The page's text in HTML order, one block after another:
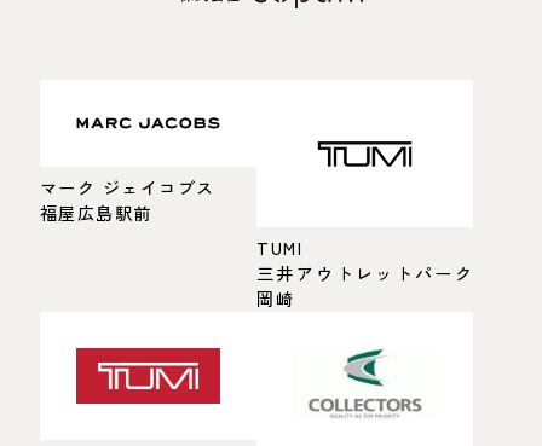
マーク ジェイコブス
福屋広島駅前
TUMI
三井アウトレットパーク
岡崎